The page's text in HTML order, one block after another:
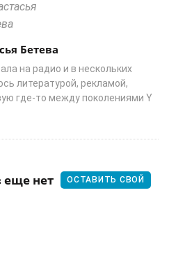
Бетева
на радио и в нескольких
литературой, рекламой,
где-то между поколениями Y
еще нет ОСТАВИТЬ СВОЙ